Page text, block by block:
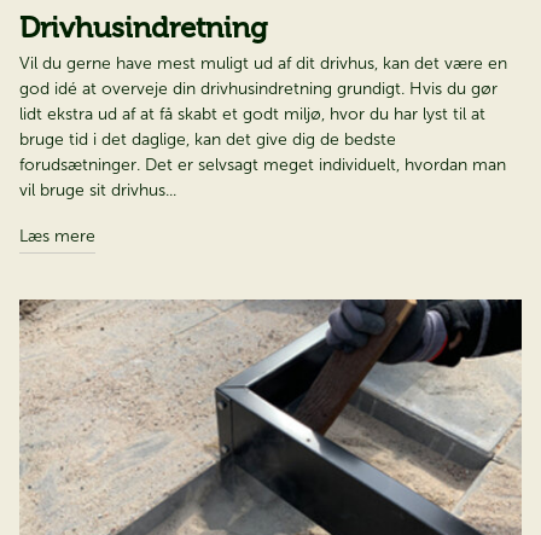
Drivhusindretning
Vil du gerne have mest muligt ud af dit drivhus, kan det være en
god idé at overveje din drivhusindretning grundigt. Hvis du gør
lidt ekstra ud af at få skabt et godt miljø, hvor du har lyst til at
bruge tid i det daglige, kan det give dig de bedste
forudsætninger. Det er selvsagt meget individuelt, hvordan man
vil bruge sit drivhus...
Læs mere